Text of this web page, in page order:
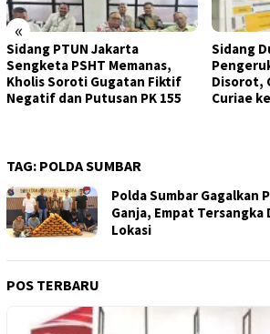
«
Sidang PTUN Jakarta
Sengketa PSHT Memanas,
Kholis Soroti Gugatan Fiktif
Negatif dan Putusan PK 155
Sidang
Disorot,
Curiae
TAG: POLDA SUMBAR
Polda Sumbar Gagalkan
Ganja, Empat Tersangka
Lokasi
POS TERBARU